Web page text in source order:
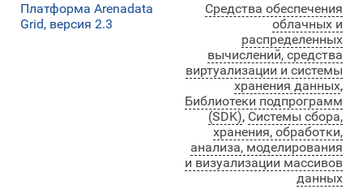
Платформа Arenadata
Grid, версия 2.3
Средства обеспечения
облачных и
распределенных
вычислений, средства
виртуализации и системы
хранения данных,
Библиотеки подпрограмм
(SDK), Системы сбора,
хранения, обработки,
анализа, моделирования
и визуализации массивов
данных